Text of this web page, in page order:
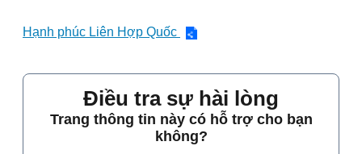
Hạnh phúc Liên Hợp Quốc
Điều tra sự hài lòng
Trang thông tin này có hỗ trợ cho bạn
không?